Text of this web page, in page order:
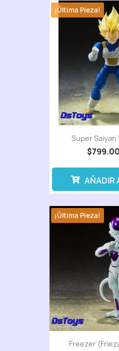
Super Saiyan
$799.00
¡Última Pieza!
AÑADIR
Freezer
¡Última Pieza!